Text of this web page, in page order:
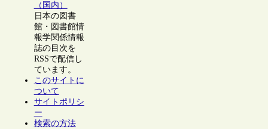
（国内）
日本の図書
館・図書館情
報学関係情報
誌の目次を
RSSで配信し
ています。
このサイトに
ついて
サイトポリシ
ー
検索の方法